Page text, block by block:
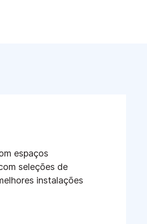
espaços
seleções de
instalações